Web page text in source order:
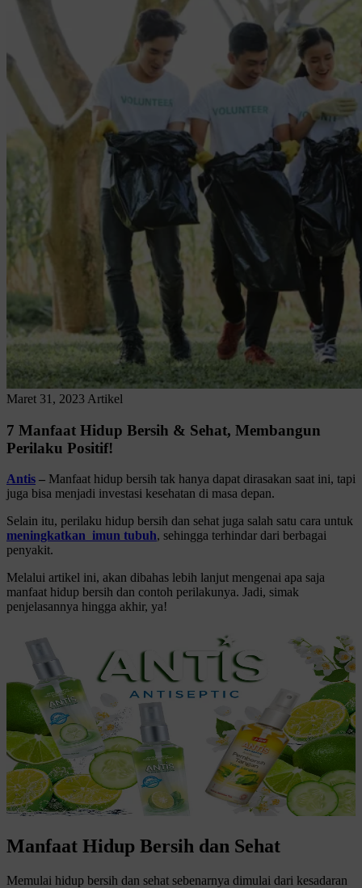
Maret 31, 2023 Artikel
7 Manfaat Hidup Bersih & Sehat, Membangun
Perilaku Positif!
Antis – Manfaat hidup bersih tak hanya dapat dirasakan saat ini, tapi
juga bisa menjadi investasi kesehatan di masa depan.
Selain itu, perilaku hidup bersih dan sehat juga salah satu cara untuk
meningkatkan imun tubuh, sehingga terhindar dari berbagai
penyakit.
Melalui artikel ini, akan dibahas lebih lanjut mengenai apa saja
manfaat hidup bersih dan contoh perilakunya. Jadi, simak
penjelasannya hingga akhir, ya!
Manfaat Hidup Bersih dan Sehat
Memulai hidup bersih dan sehat sebenarnya dimulai dari kesadaran